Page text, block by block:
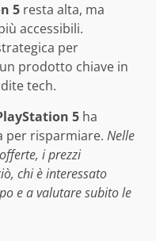
5 resta alta, ma
accessibili.
per
prodotto chiave in
tech.
5 ha
per risparmiare. Nelle
i prezzi
chi è interessato
e a valutare subito le